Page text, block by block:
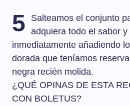
5
Salteamos el conjunto
adquiera todo el sabor
inmediatamente añadiendo
dorada que teníamos
negra recién molida.
¿QUÉ OPINAS DE ESTA
CON BOLETUS?